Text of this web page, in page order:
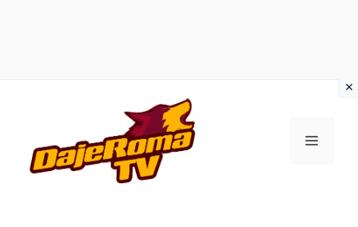
contenuto
MENU